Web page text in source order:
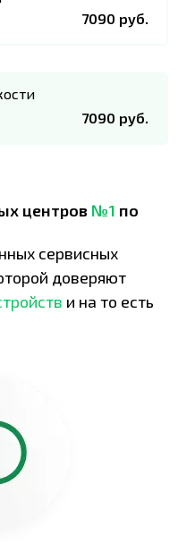
7090 руб.
7090 руб.
центров №1 по
сервисных
доверяют
и на то есть